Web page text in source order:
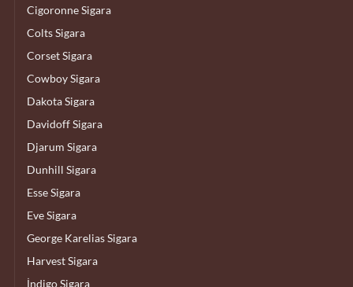
Cigoronne Sigara
Colts Sigara
Corset Sigara
Cowboy Sigara
Dakota Sigara
Davidoff Sigara
Djarum Sigara
Dunhill Sigara
Esse Sigara
Eve Sigara
George Karelias Sigara
Harvest Sigara
İndigo Sigara